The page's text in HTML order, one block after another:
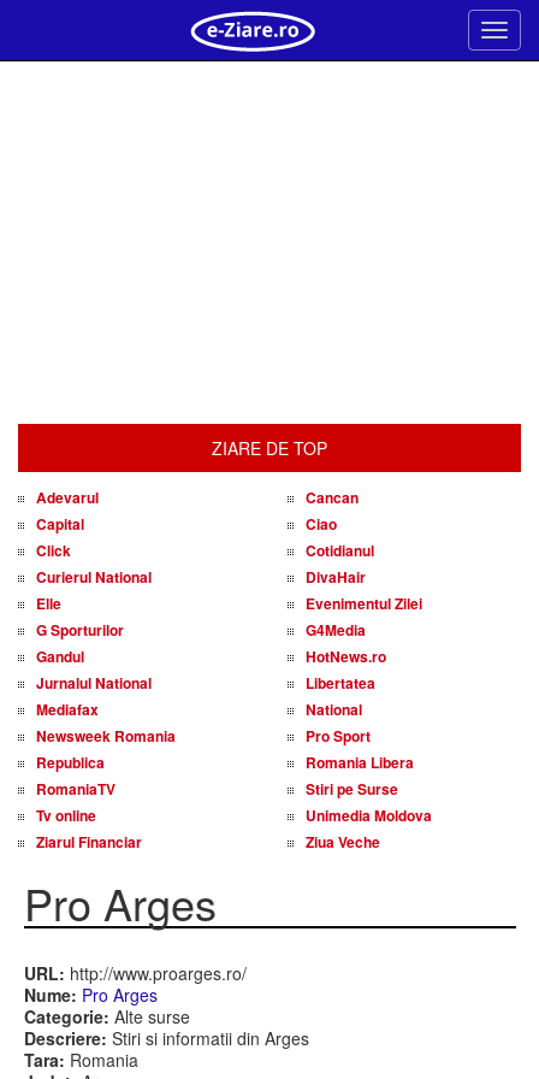
Meniu
ZIARE DE TOP
Adevarul
Cancan
Capital
Ciao
Click
Cotidianul
Curierul National
DivaHair
Elle
Evenimentul Zilei
G Sporturilor
G4Media
Gandul
HotNews.ro
Jurnalul National
Libertatea
Mediafax
National
Newsweek Romania
Pro Sport
Republica
Romania Libera
RomaniaTV
Stiri pe Surse
Tv online
Unimedia Moldova
Ziarul Financiar
Ziua Veche
Pro Arges
URL: http://www.proarges.ro/
Nume: Pro Arges
Categorie: Alte surse
Descriere: Stiri si informatii din Arges
Tara: Romania